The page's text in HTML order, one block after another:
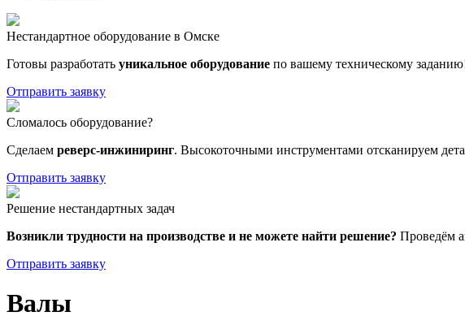
Нестандартное оборудование в Омске
Готовы разработать уникальное оборудование по вашему техническому
Отправить заявку
Сломалось оборудование?
Сделаем реверс-инжиниринг. Высокоточными инструментами отсканируем
Отправить заявку
Решение нестандартных задач
Возникли трудности на производстве и не можете найти решение? Проведём
Отправить заявку
Валы